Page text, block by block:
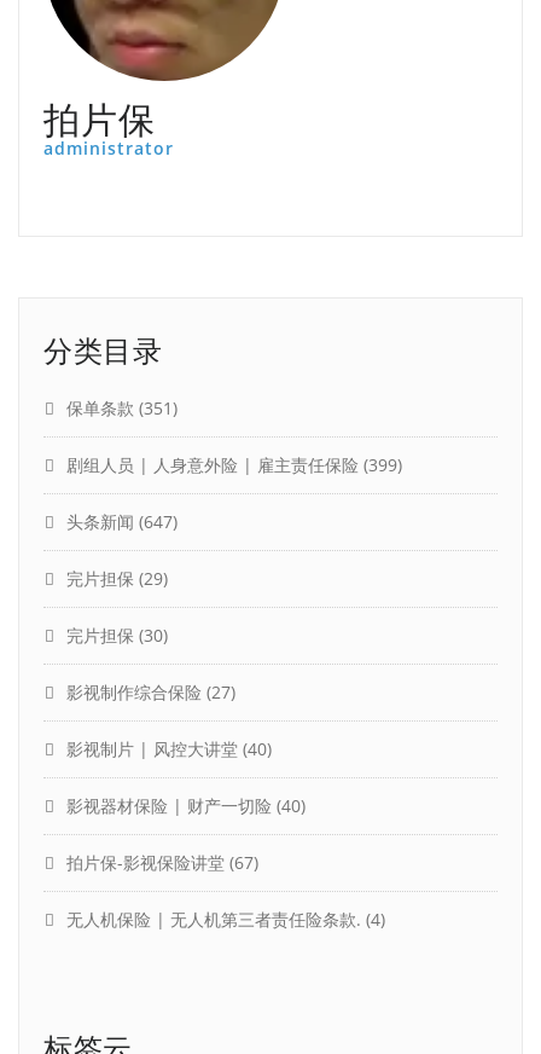
拍片保
administrator
分类目录
保单条款 (351)
剧组人员 | 人身意外险 | 雇主责任保险 (399)
头条新闻 (647)
完片担保 (29)
完片担保 (30)
影视制作综合保险 (27)
影视制片 | 风控大讲堂 (40)
影视器材保险 | 财产一切险 (40)
拍片保-影视保险讲堂 (67)
无人机保险 | 无人机第三者责任险条款. (4)